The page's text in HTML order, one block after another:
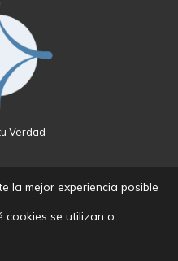
Verdad
Mingo · Derechos
la mejor experiencia posible
cookies se utilizan o